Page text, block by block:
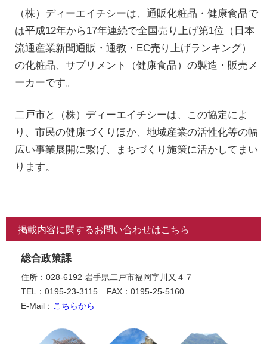
（株）ディーエイチシーは、通販化粧品・健康食品で
は平成12年から17年連続で全国売り上げ第1位（日本
流通産業新聞通販・通教・EC売り上げランキング）
の化粧品、サプリメント（健康食品）の製造・販売メ
ーカーです。
二戸市と（株）ディーエイチシーは、この協定によ
り、市民の健康づくりほか、地域産業の活性化等の幅
広い事業展開に繋げ、まちづくり施策に活かしてまい
ります。
掲載内容に関するお問い合わせはこちら
総合政策課
住所：028-6192 岩手県二戸市福岡字川又４７
TEL：0195-23-3115
FAX：0195-25-5160
E-Mail： こちらから